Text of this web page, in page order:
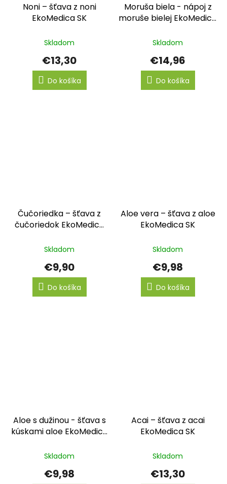
Noni – šťava z noni
EkoMedica SK
Skladom
€13,30
Do košíka
Moruša biela - nápoj z
moruše bielej EkoMedica
Skladom
€14,96
Do košíka
Čučoriedka – šťava z
čučoriedok EkoMedica
Skladom
€9,90
Do košíka
Aloe vera – šťava z aloe
EkoMedica SK
Skladom
€9,98
Do košíka
Aloe s dužinou - šťava s
kúskami aloe EkoMedica
Skladom
€9,98
Acai – šťava z acai
EkoMedica SK
Skladom
€13,30